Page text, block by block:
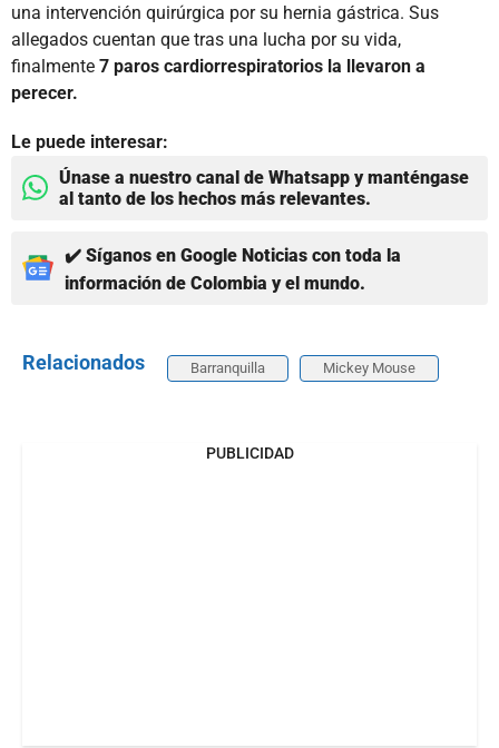
una intervención quirúrgica por su hernia gástrica. Sus
allegados cuentan que tras una lucha por su vida,
finalmente 7 paros cardiorrespiratorios la llevaron a
perecer.
Le puede interesar:
Únase a nuestro canal de Whatsapp y manténgase
al tanto de los hechos más relevantes.
✔️ Síganos en Google Noticias con toda la
información de Colombia y el mundo.
Relacionados Barranquilla Mickey Mouse
PUBLICIDAD